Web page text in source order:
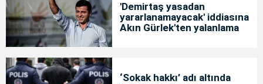
'Demirtaş yasadan
yararlanamayacak' iddiasına
Akın Gürlek'ten yalanlama
‘Sokak hakkı’ adı altında